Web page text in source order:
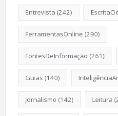
Entrevista (242)
FerramentasOnline (290)
FontesDeInformação (261)
Guias (140)
Jornalismo (142) Leitura